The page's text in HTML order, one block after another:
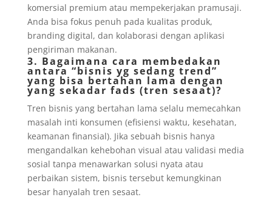
komersial premium atau mempekerjakan pramusaji.
Anda bisa fokus penuh pada kualitas produk,
branding digital, dan kolaborasi dengan aplikasi
pengiriman makanan.
3. Bagaimana cara membedakan
antara “bisnis yg sedang trend”
yang bisa bertahan lama dengan
yang sekadar fads (tren sesaat)?
Tren bisnis yang bertahan lama selalu memecahkan
masalah inti konsumen (efisiensi waktu, kesehatan,
keamanan finansial). Jika sebuah bisnis hanya
mengandalkan kehebohan visual atau validasi media
sosial tanpa menawarkan solusi nyata atau
perbaikan sistem, bisnis tersebut kemungkinan
besar hanyalah tren sesaat.